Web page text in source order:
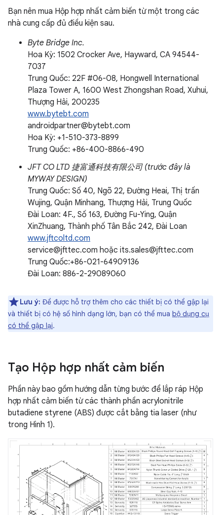
Bạn nên mua Hộp hợp nhất cảm biến từ một trong các
nhà cung cấp đủ điều kiện sau.
Byte Bridge Inc.
Hoa Kỳ: 1502 Crocker Ave, Hayward, CA 94544-
7037
Trung Quốc: 22F #06-08, Hongwell International
Plaza Tower A, 1600 West Zhongshan Road, Xuhui,
Thượng Hải, 200235
www.bytebt.com
androidpartner@bytebt.com
Hoa Kỳ: +1-510-373-8899
Trung Quốc: +86-400-8866-490
JFT CO LTD 捷富通科技有限公司 (trước đây là
MYWAY DESIGN)
Trung Quốc: Số 40, Ngõ 22, Đường Heai, Thị trấn
Wujing, Quận Minhang, Thượng Hải, Trung Quốc
Đài Loan: 4F., Số 163, Đường Fu-Ying, Quận
XinZhuang, Thành phố Tân Bắc 242, Đài Loan
www.jftcoltd.com
service@jfttec.com hoặc its.sales@jfttec.com
Trung Quốc:+86-021-64909136
Đài Loan: 886-2-29089060
Lưu ý: Để được hỗ trợ thêm cho các thiết bị có thể gập lại
và thiết bị có hệ số hình dạng lớn, bạn có thể mua bộ dụng cụ
có thể gập lại.
Tạo Hộp hợp nhất cảm biến
Phần này bao gồm hướng dẫn từng bước để lắp ráp Hộp
hợp nhất cảm biến từ các thành phần acrylonitrile
butadiene styrene (ABS) được cắt bằng tia laser (như
trong Hình 1).